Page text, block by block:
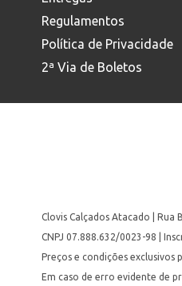
Regulamentos
Política de Privacidade
2ª Via de Boletos
Clovis Calçados Atacado | Rua
CNPJ 07.888.632/0023-98 |
Preços e condições exclusivos
Em caso de erro evidente de